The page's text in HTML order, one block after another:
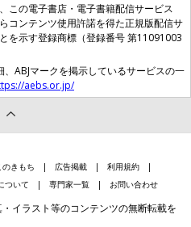
この電子書店・電子書籍配信サービス
コンテンツ使用許諾を得た正規版配信サ
を示す登録商標（登録番号 第11091003
、ABJマークを掲示しているサービスの一
aebs.or.jp/
のきもち 広告掲載
利用規約
ついて 専門家一覧 お問い合わせ
イラスト等のコンテンツの無断転載を